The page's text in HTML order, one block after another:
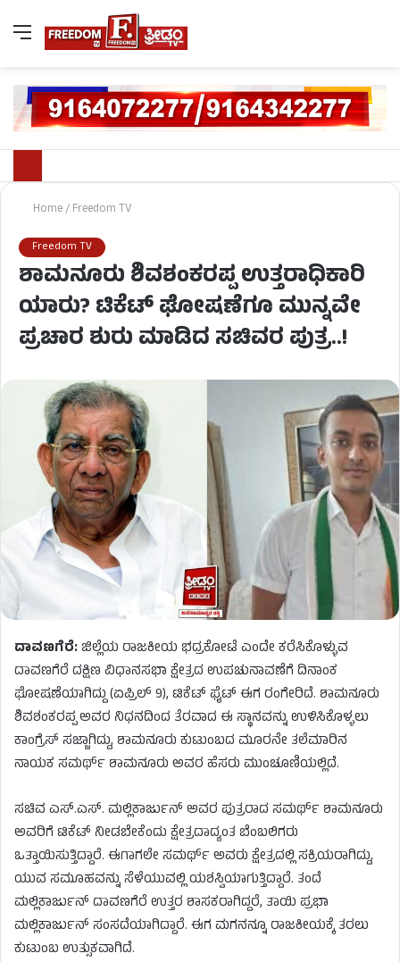
Home/Freedom TV
Freedom TV
ಶಾಮನೂರು ಶಿವಶಂಕರಪ್ಪ ಉತ್ತರಾಧಿಕಾರಿ
ಯಾರು? ಟಿಕೆಟ್ ಘೋಷಣೆಗೂ ಮುನ್ನವೇ
ಪ್ರಚಾರ ಶುರು ಮಾಡಿದ ಸಚಿವರ ಪುತ್ರ..!
ದಾವಣಗೆರೆ:ಜಿಲ್ಲೆಯ ರಾಜಕೀಯ ಭದ್ರಕೋಟೆ ಎಂದೇ ಕರೆಸಿಕೊಳ್ಳುವ
ದಾವಣಗೆರೆ ದಕ್ಷಿಣ ವಿಧಾನಸಭಾ ಕ್ಷೇತ್ರದ ಉಪಚುನಾವಣೆಗೆ ದಿನಾಂಕ
ಘೋಷಣೆಯಾಗಿದ್ದು (ಏಪ್ರಿಲ್ 9), ಟಿಕೆಟ್ ಫೈಟ್ ಈಗ ರಂಗೇರಿದೆ. ಶಾಮನೂರು
ಶಿವಶಂಕರಪ್ಪ ಅವರ ನಿಧನದಿಂದ ತೆರವಾದ ಈ ಸ್ಥಾನವನ್ನು ಉಳಿಸಿಕೊಳ್ಳಲು
ಕಾಂಗ್ರೆಸ್ ಸಜ್ಜಾಗಿದ್ದು, ಶಾಮನೂರು ಕುಟುಂಬದ ಮೂರನೇ ತಲೆಮಾರಿನ
ನಾಯಕ ಸಮರ್ಥ್ ಶಾಮನೂರು ಅವರ ಹೆಸರು ಮುಂಚೂಣಿಯಲ್ಲಿದೆ.
ಸಚಿವ ಎಸ್.ಎಸ್. ಮಲ್ಲಿಕಾರ್ಜುನ್ ಅವರ ಪುತ್ರರಾದ ಸಮರ್ಥ್ ಶಾಮನೂರು
ಅವರಿಗೆ ಟಿಕೆಟ್ ನೀಡಬೇಕೆಂದು ಕ್ಷೇತ್ರದಾದ್ಯಂತ ಬೆಂಬಲಿಗರು
ಒತ್ತಾಯಿಸುತ್ತಿದ್ದಾರೆ. ಈಗಾಗಲೇ ಸಮರ್ಥ್ ಅವರು ಕ್ಷೇತ್ರದಲ್ಲಿ ಸಕ್ರಿಯರಾಗಿದ್ದು,
ಯುವ ಸಮೂಹವನ್ನು ಸೆಳೆಯುವಲ್ಲಿ ಯಶಸ್ವಿಯಾಗುತ್ತಿದ್ದಾರೆ. ತಂದೆ
ಮಲ್ಲಿಕಾರ್ಜುನ್ ದಾವಣಗೆರೆ ಉತ್ತರ ಶಾಸಕರಾಗಿದ್ದರೆ, ತಾಯಿ ಪ್ರಭಾ
ಮಲ್ಲಿಕಾರ್ಜುನ್ ಸಂಸದೆಯಾಗಿದ್ದಾರೆ. ಈಗ ಮಗನನ್ನೂ ರಾಜಕೀಯಕ್ಕೆ ತರಲು
ಕುಟುಂಬ ಉತ್ಸುಕವಾಗಿದೆ.